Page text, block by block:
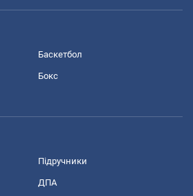
Баскетбол
Бокс
Підручники
ДПА